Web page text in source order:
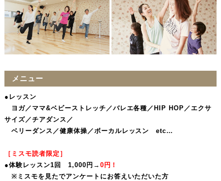
メニュー
●レッスン
ヨガ／ママ&ベビーストレッチ／バレエ各種／HIP HOP／エクサ
サイズ／チアダンス／
ベリーダンス／健康体操／ボーカルレッスン etc…
［ミスモ読者限定］
●体験レッスン1回 1,000円→ 0円！
※ミスモを見たでアンケートにお答えいただいた方